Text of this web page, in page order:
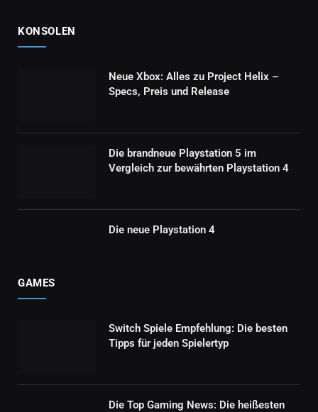
KONSOLEN
Neue Xbox: Alles zu Project Helix –
Specs, Preis und Release
Die brandneue Playstation 5 im
Vergleich zur bewährten Playstation 4
Die neue Playstation 4
GAMES
Switch Spiele Empfehlung: Die besten
Tipps für jeden Spielertyp
Die Top Gaming News: Die heißesten